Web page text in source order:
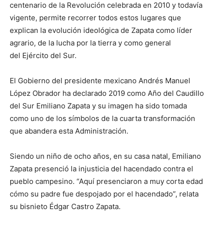
centenario de la Revolución celebrada en 2010 y todavía
vigente, permite recorrer todos estos lugares que
explican la evolución ideológica de Zapata como líder
agrario, de la lucha por la tierra y como general
del Ejército del Sur.
El Gobierno del presidente mexicano Andrés Manuel
López Obrador ha declarado 2019 como Año del Caudillo
del Sur Emiliano Zapata y su imagen ha sido tomada
como uno de los símbolos de la cuarta transformación
que abandera esta Administración.
Siendo un niño de ocho años, en su casa natal, Emiliano
Zapata presenció la injusticia del hacendado contra el
pueblo campesino. “Aquí presenciaron a muy corta edad
cómo su padre fue despojado por el hacendado”, relata
su bisnieto Édgar Castro Zapata.